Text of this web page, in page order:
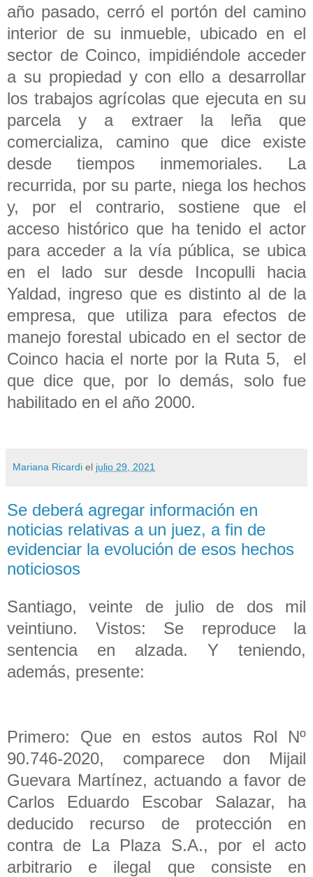
año pasado, cerró el portón del camino
interior de su inmueble, ubicado en el
sector de Coinco, impidiéndole acceder
a su propiedad y con ello a desarrollar
los trabajos agrícolas que ejecuta en su
parcela y a extraer la leña que
comercializa, camino que dice existe
desde tiempos inmemoriales. La
recurrida, por su parte, niega los hechos
y, por el contrario, sostiene que el
acceso histórico que ha tenido el actor
para acceder a la vía pública, se ubica
en el lado sur desde Incopulli hacia
Yaldad, ingreso que es distinto al de la
empresa, que utiliza para efectos de
manejo forestal ubicado en el sector de
Coinco hacia el norte por la Ruta 5, el
que dice que, por lo demás, solo fue
habilitado en el año 2000.
Mariana Ricardi el julio 29, 2021
Se deberá agregar información en
noticias relativas a un juez, a fin de
evidenciar la evolución de esos hechos
noticiosos
Santiago, veinte de julio de dos mil
veintiuno. Vistos: Se reproduce la
sentencia en alzada. Y teniendo,
además, presente:
Primero: Que en estos autos Rol Nº
90.746-2020, comparece don Mijail
Guevara Martínez, actuando a favor de
Carlos Eduardo Escobar Salazar, ha
deducido recurso de protección en
contra de La Plaza S.A., por el acto
arbitrario e ilegal que consiste en